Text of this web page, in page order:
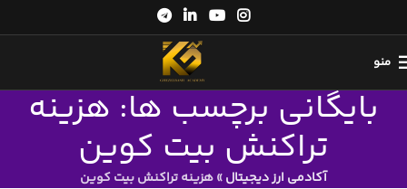
منو
بایگانی برچسب ها: هزینه
تراکنش بیت کوین
آکادمی ارز دیجیتال»هزینه تراکنش بیت کوین